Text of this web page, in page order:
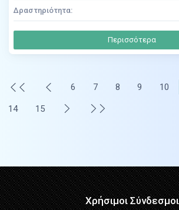
Δραστηριότητα:
Περισσότερα
6 7 8 9 10
14 15
Χρήσιμοι Σύνδεσμοι